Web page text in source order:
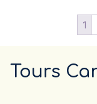
1
Tours